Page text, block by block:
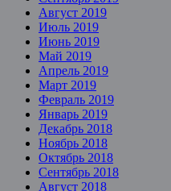
Август 2019
Июль 2019
Июнь 2019
Май 2019
Апрель 2019
Март 2019
Февраль 2019
Январь 2019
Декабрь 2018
Ноябрь 2018
Октябрь 2018
Сентябрь 2018
Август 2018